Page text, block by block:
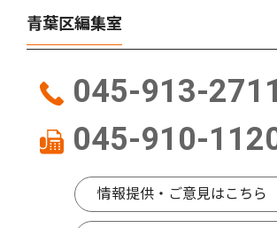
青葉区編集室
045-913-2711
045-910-
情報提供・ご意見はこちら